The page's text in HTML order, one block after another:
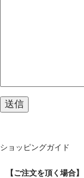
ショッピングガイド
【ご注文を頂く場合】